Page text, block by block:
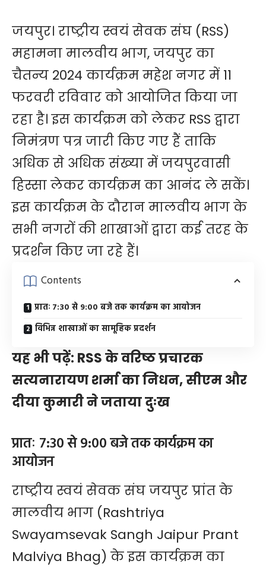
जयपुर। राष्ट्रीय स्वयं सेवक संघ (RSS)
महामना मालवीय भाग, जयपुर का
चैतन्य 2024 कार्यक्रम महेश नगर में 11
फरवरी रविवार को आयोजित किया जा
रहा है। इस कार्यक्रम को लेकर RSS द्वारा
निमंत्रण पत्र जारी किए गए हैं ताकि
अधिक से अधिक संख्या में जयपुरवासी
हिस्सा लेकर कार्यक्रम का आनंद ले सकें।
इस कार्यक्रम के दौरान मालवीय भाग के
सभी नगरों की शाखाओं द्वारा कई तरह के
प्रदर्शन किए जा रहे हैं।
Contents
प्रातः 7:30 से 9:00 बजे तक कार्यक्रम का आयोजन
विभिन्न शाखाओं का सामूहिक प्रदर्शन
यह भी पढ़ें: RSS के वरिष्ठ प्रचारक
सत्यनारायण शर्मा का निधन, सीएम और
दीया कुमारी ने जताया दुःख
प्रातः 7:30 से 9:00 बजे तक कार्यक्रम का
आयोजन
राष्ट्रीय स्वयं सेवक संघ जयपुर प्रांत के
मालवीय भाग (Rashtriya
Swayamsevak Sangh Jaipur Prant
Malviya Bhag) के इस कार्यक्रम का